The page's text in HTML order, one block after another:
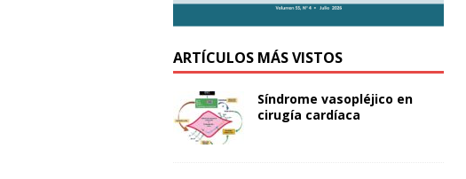
ARTÍCULOS MÁS VISTOS
Síndrome vasopléjico en
cirugía cardíaca